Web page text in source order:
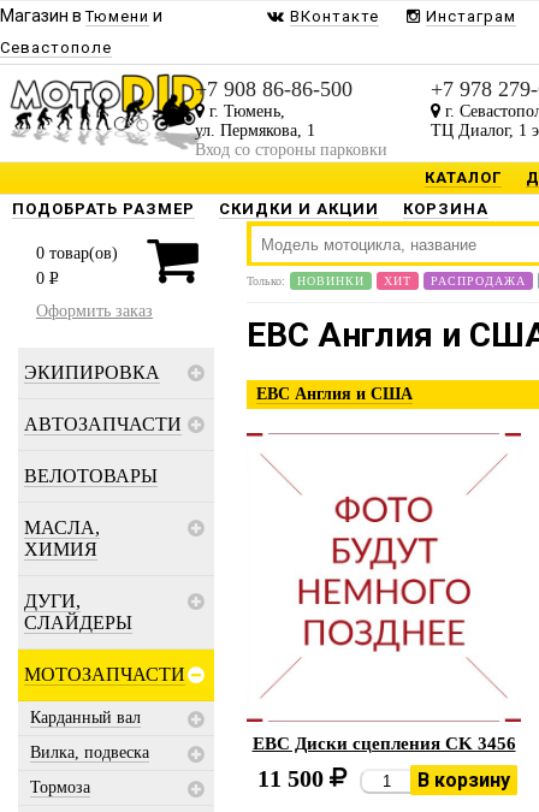
Магазин вТюмени и
Севастополе
ВКонтакте Инстаграм
+7 908 86-86-500
г. Тюмень,
ул. Пермякова, 1
Вход со стороны парковки
+7 978
г.
ТЦ Диалог, 1
КАТАЛОГ
ПОДОБРАТЬ РАЗМЕР
СКИДКИ И АКЦИИ КОРЗИНА
0 товар(ов)
0 P
Оформить заказ
ЭКИПИРОВКА
АВТОЗАПЧАСТИ
ВЕЛОТОВАРЫ
МАСЛА,
ХИМИЯ
ДУГИ,
СЛАЙДЕРЫ
МОТОЗАПЧАСТИ
Карданный вал
Вилка, подвеска
Тормоза
Только: НОВИНКИ ХИТ РАСПРОДАЖА
EBC Англия и
EBC Англия и США
EBC Диски сцепления CK 3456
11 500 В корзину